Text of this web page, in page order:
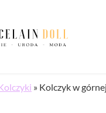
» Kolczyk w